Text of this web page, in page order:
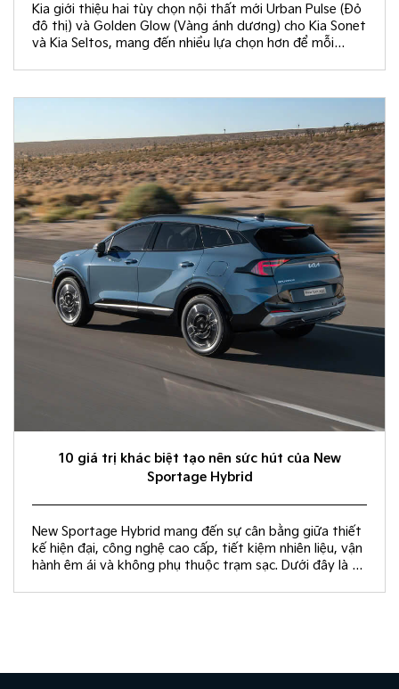
Kia giới thiệu hai tùy chọn nội thất mới Urban Pulse (Đỏ
đô thị) và Golden Glow (Vàng ánh dương) cho Kia Sonet
và Kia Seltos, mang đến nhiều lựa chọn hơn để mỗi
10 giá trị khác biệt tạo nên sức hút của New
Sportage Hybrid
New Sportage Hybrid mang đến sự cân bằng giữa thiết
kế hiện đại, công nghệ cao cấp, tiết kiệm nhiên liệu, vận
hành êm ái và không phụ thuộc trạm sạc. Dưới đây là 10